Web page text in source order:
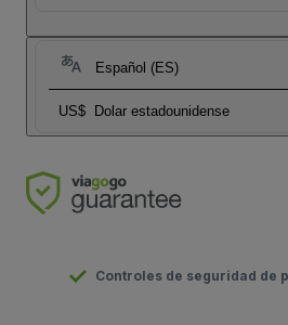
Español (ES)
US$ Dolar estadounidense
Controles de seguridad de